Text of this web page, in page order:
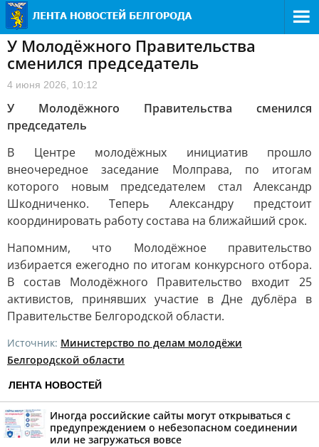
У Молодёжного Правительства
сменился председатель
4 июня 2026, 10:12
У Молодёжного Правительства сменился
председатель
В Центре молодёжных инициатив прошло
внеочередное заседание Молправа, по итогам
которого новым председателем стал Александр
Шкодниченко. Теперь Александру предстоит
координировать работу состава на ближайший срок.
Напомним, что Молодёжное правительство
избирается ежегодно по итогам конкурсного отбора.
В состав Молодёжного Правительство входит 25
активистов, принявших участие в Дне дублёра в
Правительстве Белгородской области.
Источник: Министерство по делам молодёжи
Белгородской области
ЛЕНТА НОВОСТЕЙ
Иногда российские сайты могут открываться с
предупреждением о небезопасном соединении
или не загружаться вовсе